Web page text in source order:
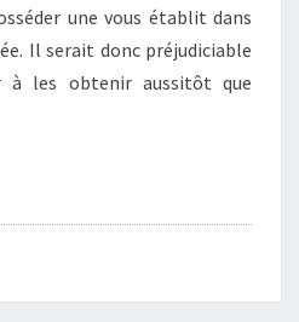
une vous établit dans
Il serait donc préjudiciable
à les obtenir aussitôt que